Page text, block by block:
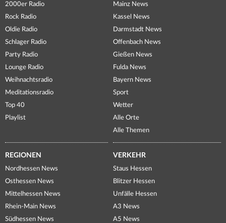
2000er Radio
Rock Radio
Oldie Radio
Schlager Radio
Party Radio
Lounge Radio
Weihnachtsradio
Meditationsradio
Top 40
Playlist
Mainz News
Kassel News
Darmstadt News
Offenbach News
Gießen News
Fulda News
Bayern News
Sport
Wetter
Alle Orte
Alle Themen
REGIONEN
Nordhessen News
Osthessen News
Mittelhessen News
Rhein-Main News
Südhessen News
VERKEHR
Staus Hessen
Blitzer Hessen
Unfälle Hessen
A3 News
A5 News